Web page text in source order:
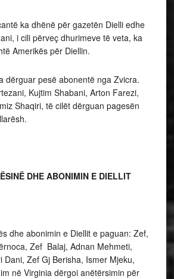
ka dhënë për gazetën Dielli edhe
i cili përveç dhurimeve të veta, ka
Amerikës për Diellin.
dërguar pesë abonentë nga Zvicra.
Kujtim Shabani, Arton Farezi,
Shaqiri, të cilët dërguan pagesën
DHE ABONIMIN E DIELLIT
dhe abonimin e Diellit e paguan: Zef,
Zef Balaj, Adnan Mehmeti,
Dani, Zef Gj Berisha, Ismer Mjeku,
në Virginia dërgoi anëtërsimin për